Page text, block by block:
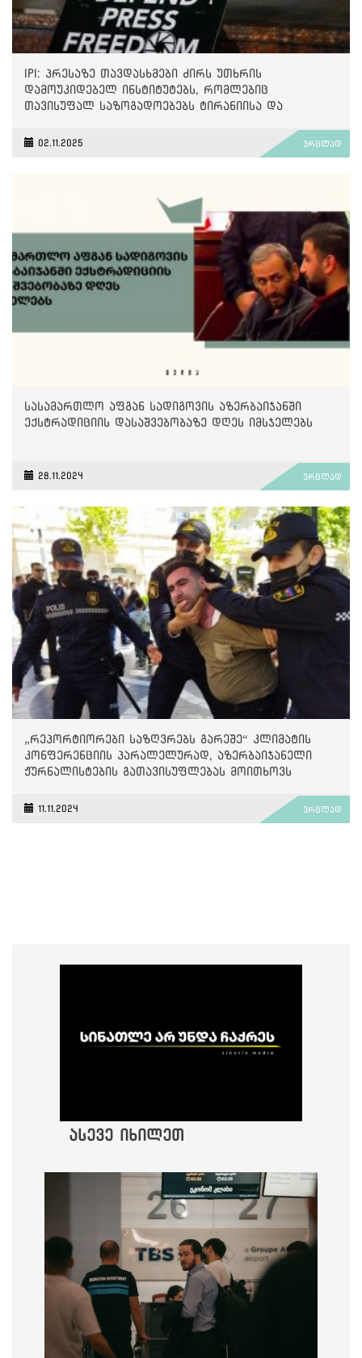
IPI: პრესაზე თავდასხმები ძირს უთხრის
დამოუკიდებელ ინსტიტუტებს, რომლებიც
თავისუფალ საზოგადოებებს ტირანიისა და
02.11.2025 ვრცლად
სასამართლო აფგან სადიგოვის აზერბაიჯანში
ექსტრადიციის დასაშვებობაზე დღეს იმსჯელებს
28.11.2024 ვრცლად
„რეპორტიორები საზღვრებს გარეშე“ კლიმატის
კონფერენციის პარალელურად, აზერბაიჯანელი
ჟურნალისტების გათავისუფლებას მოითხოვს
11.11.2024 ვრცლად
ასევე იხილეთ